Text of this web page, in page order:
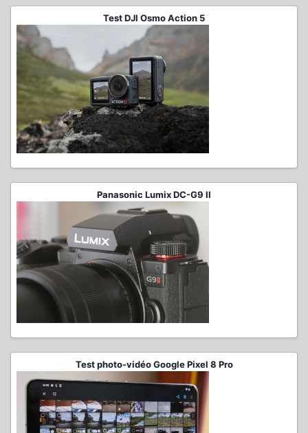
Test DJI Osmo Action 5
Panasonic Lumix DC-G9 II
Test photo-vidéo Google Pixel 8 Pro